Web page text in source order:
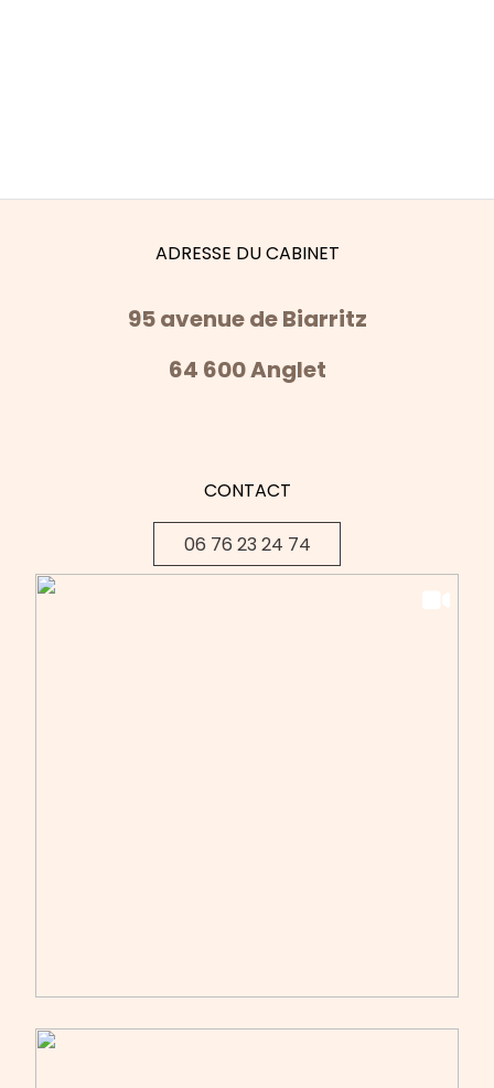
ADRESSE DU CABINET
95 avenue de Biarritz
64 600 Anglet
CONTACT
06 76 23 24 74